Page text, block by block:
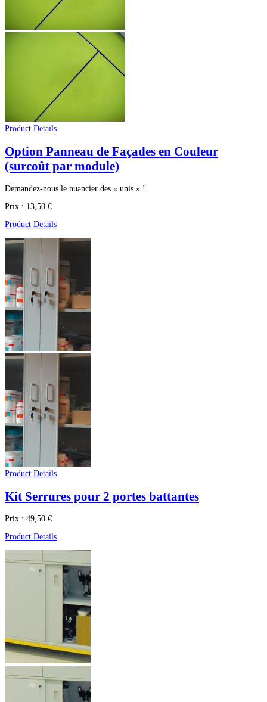
Product Details
Option Panneau de Façades en Couleur
(surcoût par module)
Demandez-nous le nuancier des « unis » !
Prix : 13,50 €
Product Details
Product Details
Kit Serrures pour 2 portes battantes
Prix : 49,50 €
Product Details